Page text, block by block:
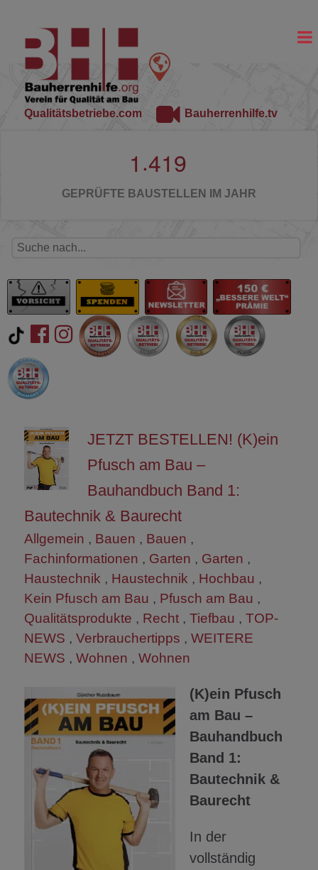
Qualitätsbetriebe.com Bauherrenhilfe.tv
1 .419
GEPRÜFTE BAUSTELLEN IM JAHR
JETZT BESTELLEN! (K)ein
Pfusch am Bau –
Bauhandbuch Band 1:
Bautechnik & Baurecht
Allgemein , Bauen , Bauen ,
Fachinformationen , Garten , Garten ,
Haustechnik , Haustechnik , Hochbau ,
Kein Pfusch am Bau , Pfusch am Bau ,
Qualitätsprodukte , Recht , Tiefbau , TOP-
NEWS , Verbrauchertipps , WEITERE
NEWS , Wohnen , Wohnen
(K)ein Pfusch
am Bau –
Bauhandbuch
Band 1:
Bautechnik &
Baurecht
In der
vollständig